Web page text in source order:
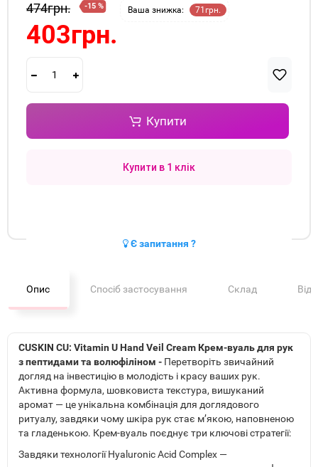
474грн. -15 % Ваша знижка: 71грн.
403грн.
Купити
Купити в 1 клік
Є запитання ?
Опис Спосіб застосування Склад
CUSKIN CU: Vitamin U Hand Veil Cream Крем-вуаль для рук
з пептидами та волюфіліном - Перетворіть звичайний
догляд на інвестицію в молодість і красу ваших рук.
Активна формула, шовковиста текстура, вишуканий
аромат — це унікальна комбінація для доглядового
ритуалу, завдяки чому шкіра рук стає м’якою, наповненою
та гладенькою. Крем-вуаль поєднує три ключові стратегії:
Завдяки технології Hyaluronic Acid Complex —